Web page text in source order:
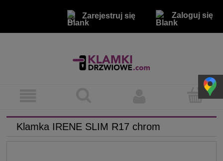
Zarejestruj się Zaloguj się
Klamka IRENE SLIM R17 chrom